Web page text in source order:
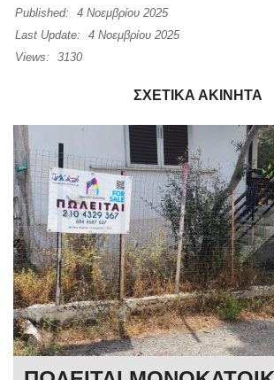
Published:
4 Νοεμβρίου 2025
Last Update:
4 Νοεμβρίου 2025
Views:
3130
ΣΧΕΤΙΚΆ ΑΚΊΝΗΤΑ